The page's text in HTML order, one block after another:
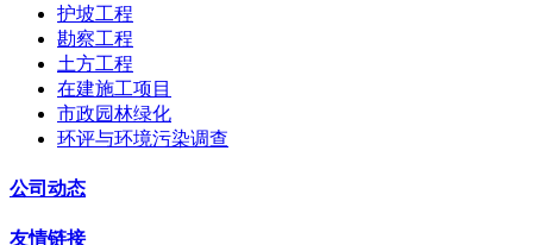
护坡工程
勘察工程
土方工程
在建施工项目
市政园林绿化
环评与环境污染调查
公司动态
友情链接